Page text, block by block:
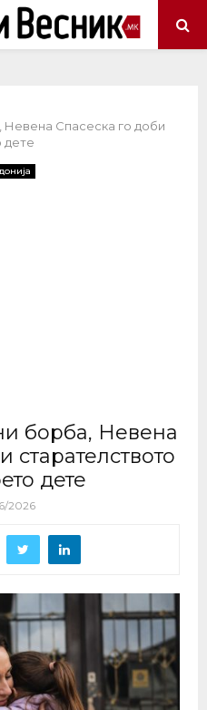
Спасеска го доби
дете
борба, Невена
старателството
дете
2026